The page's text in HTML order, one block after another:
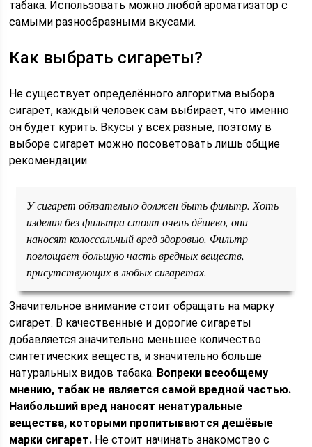
табака. Использовать можно любой ароматизатор с
самыми разнообразными вкусами.
Как выбрать сигареты?
Не существует определённого алгоритма выбора
сигарет, каждый человек сам выбирает, что именно
он будет курить. Вкусы у всех разные, поэтому в
выборе сигарет можно посоветовать лишь общие
рекомендации.
У сигарет обязательно должен быть фильтр. Хоть
изделия без фильтра стоят очень дёшево, они
наносят колоссальный вред здоровью. Фильтр
поглощает большую часть вредных веществ,
присутствующих в любых сигаретах.
Значительное внимание стоит обращать на марку
сигарет. В качественные и дорогие сигареты
добавляется значительно меньшее количество
синтетических веществ, и значительно больше
натуральных видов табака. Вопреки всеобщему
мнению, табак не является самой вредной частью.
Наибольший вред наносят ненатуральные
вещества, которыми пропитываются дешёвые
марки сигарет. Не стоит начинать знакомство с